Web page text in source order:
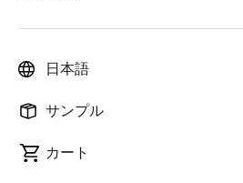
日本語
サンプル
カート
能により設計を簡素化～